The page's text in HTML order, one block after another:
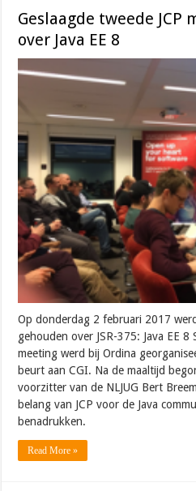
Geslaagde tweede
over Java EE 8
Op donderdag 2 februari 2017
gehouden over JSR-375: Java EE 8
meeting werd bij Ordina
beurt aan CGI. Na de maaltijd
voorzitter van de NLJUG Bert
belang van JCP voor de Java
benadrukken.
Read More »